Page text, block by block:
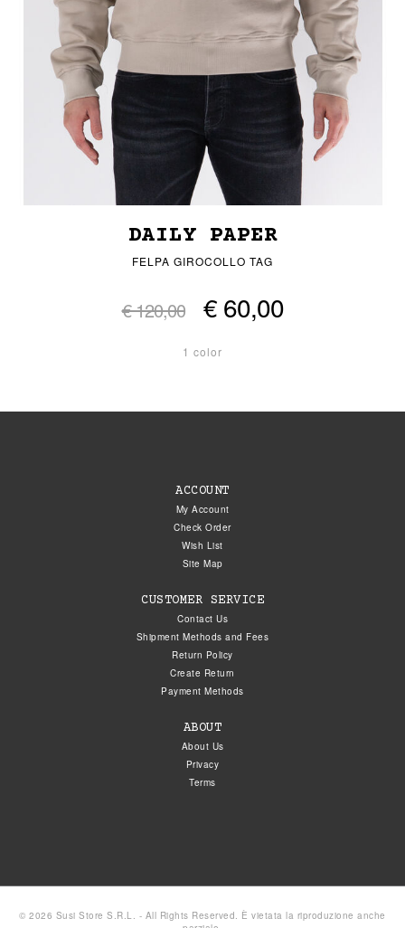
DAILY PAPER
FELPA GIROCOLLO TAG
€ 120,00 € 60,00
1 color
ACCOUNT
My Account
Check Order
Wish List
Site Map
CUSTOMER SERVICE
Contact Us
Shipment Methods and Fees
Return Policy
Create Return
Payment Methods
ABOUT
About Us
Privacy
Terms
© 2026 Susi Store S.R.L. - All Rights Reserved. È vietata la riproduzione anche